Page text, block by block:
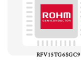
RFV15TG6SGC9